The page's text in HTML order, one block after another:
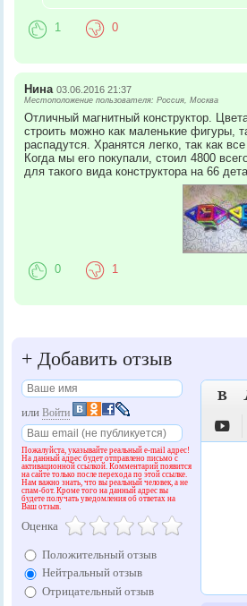
1 0
Нина 03.06.2016 21:37
Местоположение пользователя: Россия, Москва
Отличный магнитный конструктор.
строить можно как маленькие фигуры,
распадутся. Хранятся легко, так как
Когда мы его покупали, стоил 4800
для такого вида конструктора на 66
0 1
+ Добавить отзыв
илиВойти
Пожалуйста, указывайте реальный e-mail адрес!
На данный адрес будет отправлено письмо с
активационной ссылкой. Комментарий появится
на сайте только после перехода по этой ссылке.
Нам важно знать, что вы реальный человек, а не
спам-бот. Кроме того на данный адрес вы
будете получать уведомления об ответах на
Ваш отзыв.
Оценка
Положительный отзыв
Нейтральный отзыв
Отрицательный отзыв

